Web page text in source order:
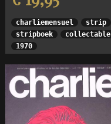
charliemensuel
strip
stripboek
collectable
1970